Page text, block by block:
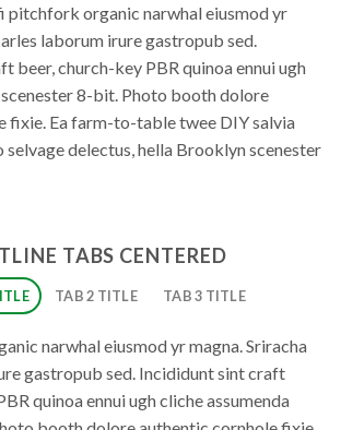
pitchfork organic narwhal eiusmod yr
laborum irure gastropub sed.
beer, church-key PBR quinoa ennui ugh
scenester 8-bit. Photo booth dolore
fixie. Ea farm-to-table twee DIY salvia
delectus, hella Brooklyn scenester
TABS CENTERED
TAB 2 TITLE TAB 3 TITLE
narwhal eiusmod yr magna. Sriracha
gastropub sed. Incididunt sint craft
quinoa ennui ugh cliche assumenda